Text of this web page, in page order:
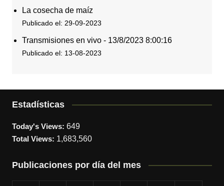
La cosecha de maíz
Publicado el: 29-09-2023
Transmisiones en vivo - 13/8/2023 8:00:16
Publicado el: 13-08-2023
Estadísticas
Today's Views: 649
Total Views: 1,683,560
Publicaciones por día del mes